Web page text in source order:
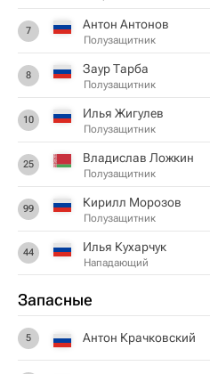
7 Антон Антонов
Полузащитник
8 Заур Тарба
Полузащитник
10 Илья Жигулев
Полузащитник
25 Владислав Ложкин
Полузащитник
99 Кирилл Морозов
Полузащитник
44 Илья Кухарчук
Нападающий
Запасные
5 Антон Крачковский